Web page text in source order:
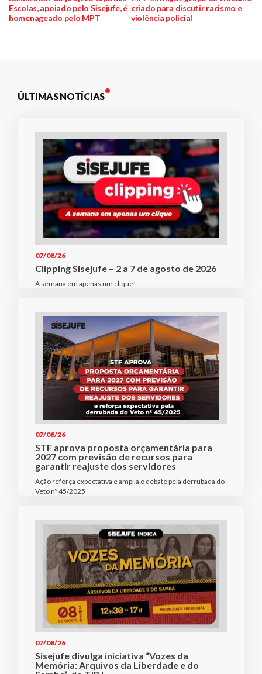
de
Escolas, apoiado pelo Sisejufe, é
homenageado pelo MPT
criado para discutir racismo e
violência policial
ÚLTIMAS NOTÍCIAS
07/08/26
Clipping Sisejufe – 2 a 7 de agosto de 2026
A semana em apenas um clique!
07/08/26
STF aprova proposta orçamentária para
2027 com previsão de recursos para
garantir reajuste dos servidores
Ação reforça expectativa e amplia o debate pela derrubada do
Veto nº 45/2025
07/08/26
Sisejufe divulga iniciativa “Vozes da
Memória: Arquivos da Liberdade e do